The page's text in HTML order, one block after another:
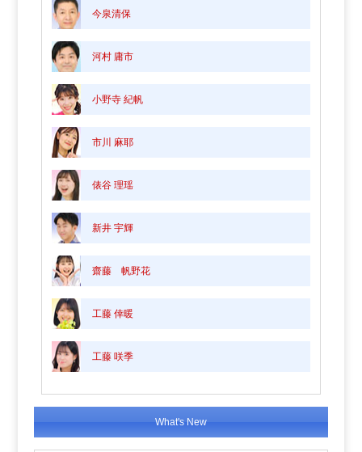
今泉清保
河村 庸市
小野寺 紀帆
市川 麻耶
俵谷 理瑶
新井 宇輝
齋藤 帆野花
工藤 倖暖
工藤 咲季
What's New